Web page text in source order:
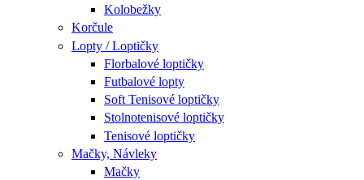
Kolobežky
Korčule
Lopty / Loptičky
Florbalové loptičky
Futbalové lopty
Soft Tenisové loptičky
Stolnotenisové loptičky
Tenisové loptičky
Mačky, Návleky
Mačky